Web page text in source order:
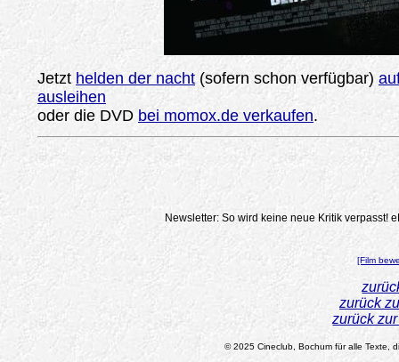
Jetzt helden der nacht (sofern schon verfügbar)
ausleihen
oder die DVD bei momox.de verkaufen.
Newsletter: So wird keine neue Kritik verpasst!
[Film
zurück
zurück
© 2025 Cineclub, Bochum für alle Texte,